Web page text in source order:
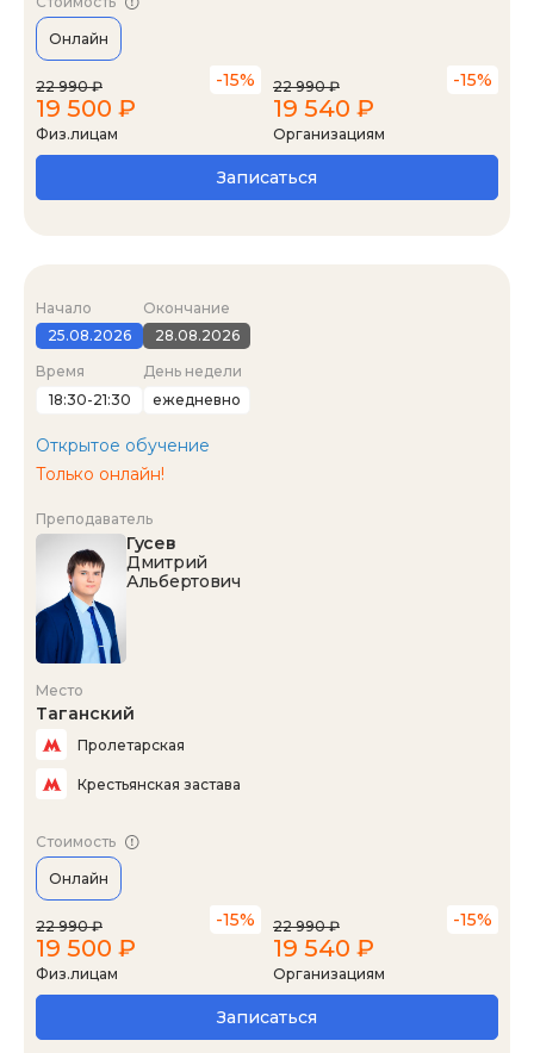
Онлайн
22 990 ₽ -15%
19 500 ₽
Физ.лицам
22 990 ₽ -15%
19 540 ₽
Организациям
Записаться
Начало
25.08.2026
Окончание
28.08.2026
Время
18:30-21:30
День недели
ежедневно
Открытое обучение
Только онлайн!
Преподаватель
Гусев
Дмитрий
Альбертович
Место
Таганский
Пролетарская
Крестьянская застава
Стоимость
Онлайн
22 990 ₽ -15%
19 500 ₽
Физ.лицам
22 990 ₽ -15%
19 540 ₽
Организациям
Записаться